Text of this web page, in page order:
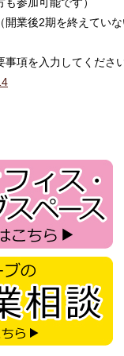
業後2期を終えていな
項を入力してください